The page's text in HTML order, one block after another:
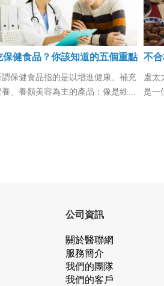
保健食品？你該知道的五個重點
謂保健食品指的是以增進健康、補充
、養顏美容為主的產品：像是維生
盧太
是一
藥
都
公司資訊
關於醫聯網
服務簡介
我們的團隊
我們的客戶